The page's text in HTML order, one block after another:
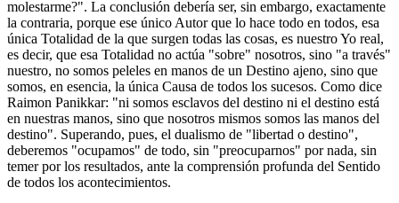
molestarme?". La conclusión debería ser, sin embargo, exactamente
la contraria, porque ese único Autor que lo hace todo en todos, esa
única Totalidad de la que surgen todas las cosas, es nuestro Yo real,
es decir, que esa Totalidad no actúa "sobre" nosotros, sino "a través"
nuestro, no somos peleles en manos de un Destino ajeno, sino que
somos, en esencia, la única Causa de todos los sucesos. Como dice
Raimon Panikkar: "ni somos esclavos del destino ni el destino está
en nuestras manos, sino que nosotros mismos somos las manos del
destino". Superando, pues, el dualismo de "libertad o destino",
deberemos "ocupamos" de todo, sin "preocuparnos" por nada, sin
temer por los resultados, ante la comprensión profunda del Sentido
de todos los acontecimientos.